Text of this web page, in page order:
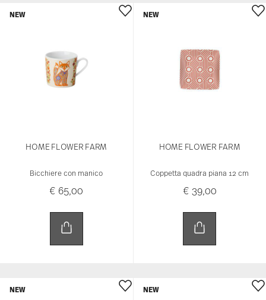
HOME FLOWER FARM
Bicchiere con manico
€ 65,00
NEW
HOME FLOWER FARM
Coppetta quadra piana 12 cm
€ 39,00
NEW
NEW NEW